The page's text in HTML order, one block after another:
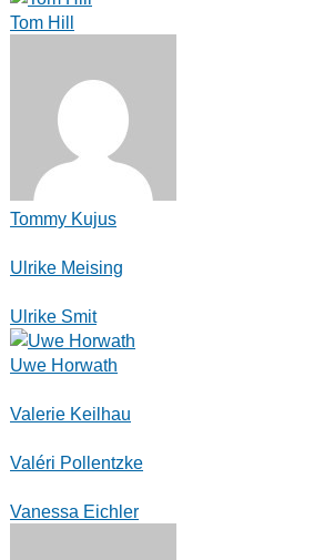
Tom Hill
Tommy Kujus
Ulrike Meising
Ulrike Smit
Uwe Horwath
Valerie Keilhau
Valéri Pollentzke
Vanessa Eichler